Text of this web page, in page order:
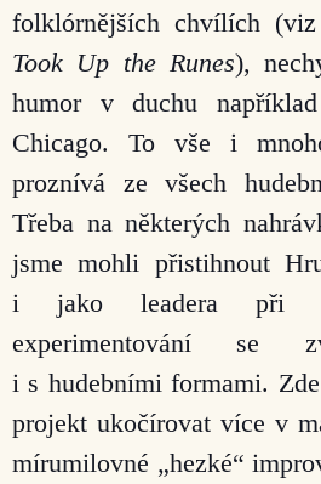
folklórnějších chvílích
Took Up the Runes),
humor v duchu
Chicago. To vše i
proznívá ze všech
Třeba na některých
jsme mohli přistihnout
i jako leadera při
experimentování se
i s hudebními formami.
projekt ukočírovat více v
mírumilovné „hezké“